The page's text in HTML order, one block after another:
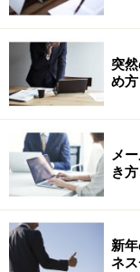
突
め
メ
き方
新
ネ